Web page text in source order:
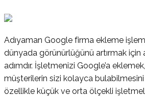
Adıyaman Google firma ekleme
dünyada görünürlüğünü artırmak için
adımdır. İşletmenizi Google’a
müşterilerin sizi kolayca bulabilmesini
özellikle küçük ve orta ölçekli